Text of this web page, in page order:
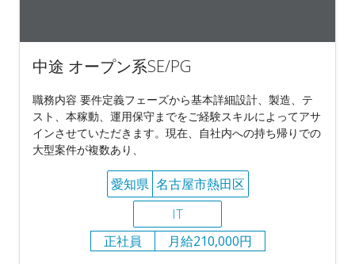
中途 オープン系SE/PG
職務内容 要件定義フェーズから基本詳細設計、製造、テ
スト、本稼動、運用保守までをご経験スキルによってアサ
インさせていただきます。現在、自社内への持ち帰りでの
大型案件が複数あり、
愛知県 名古屋市熱田区
IT
正社員
月給210,000円